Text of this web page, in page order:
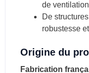
de
De
robustesse
Origine du
Fabrication